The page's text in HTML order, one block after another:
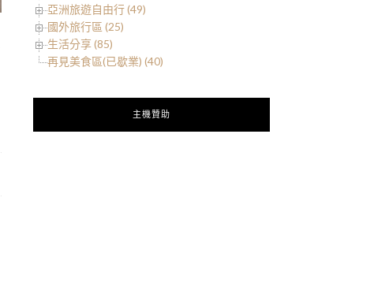
亞洲旅遊自由行 (49)
國外旅行區 (25)
生活分享 (85)
再見美食區(已歇業) (40)
主機贊助